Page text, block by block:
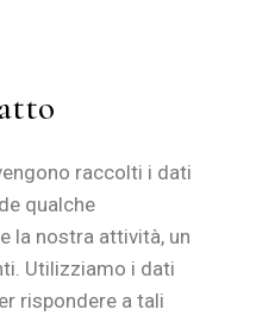
raccolti i dati
qualche
la nostra attività, un
Utilizziamo i dati
rispondere a tali